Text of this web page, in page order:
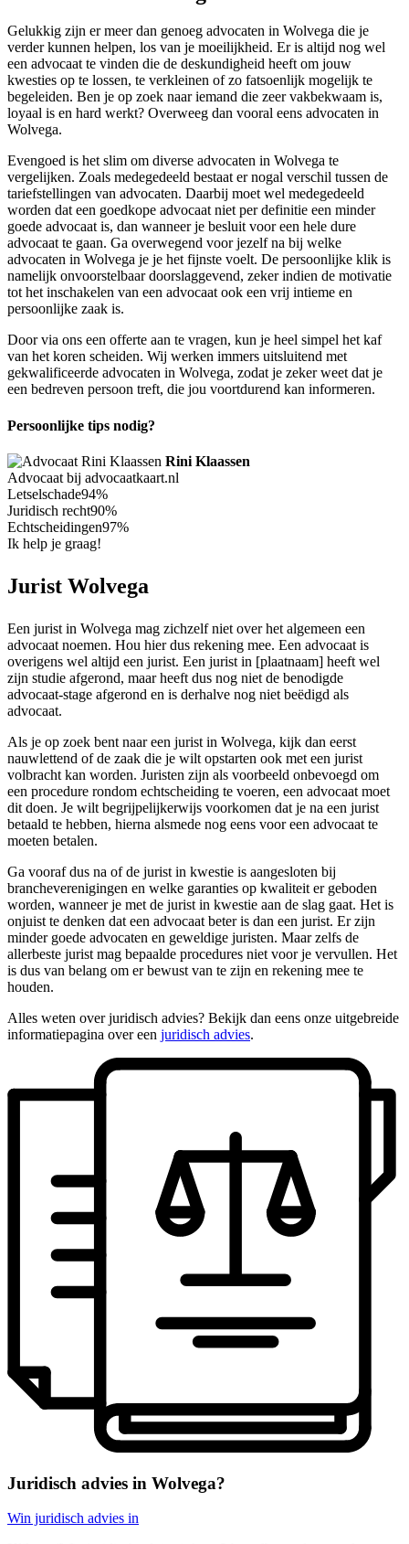
Gelukkig zijn er meer dan genoeg advocaten in Wolvega die je
verder kunnen helpen, los van je moeilijkheid. Er is altijd nog wel
een advocaat te vinden die de deskundigheid heeft om jouw
kwesties op te lossen, te verkleinen of zo fatsoenlijk mogelijk te
begeleiden. Ben je op zoek naar iemand die zeer vakbekwaam is,
loyaal is en hard werkt? Overweeg dan vooral eens advocaten in
Wolvega.
Evengoed is het slim om diverse advocaten in Wolvega te
vergelijken. Zoals medegedeeld bestaat er nogal verschil tussen de
tariefstellingen van advocaten. Daarbij moet wel medegedeeld
worden dat een goedkope advocaat niet per definitie een minder
goede advocaat is, dan wanneer je besluit voor een hele dure
advocaat te gaan. Ga overwegend voor jezelf na bij welke
advocaten in Wolvega je je het fijnste voelt. De persoonlijke klik is
namelijk onvoorstelbaar doorslaggevend, zeker indien de motivatie
tot het inschakelen van een advocaat ook een vrij intieme en
persoonlijke zaak is.
Door via ons een offerte aan te vragen, kun je heel simpel het kaf
van het koren scheiden. Wij werken immers uitsluitend met
gekwalificeerde advocaten in Wolvega, zodat je zeker weet dat je
een bedreven persoon treft, die jou voortdurend kan informeren.
Persoonlijke tips nodig?
Rini Klaassen
Advocaat bij advocaatkaart.nl
Letselschade94%
Juridisch recht90%
Echtscheidingen97%
Ik help je graag!
Jurist Wolvega
Een jurist in Wolvega mag zichzelf niet over het algemeen een
advocaat noemen. Hou hier dus rekening mee. Een advocaat is
overigens wel altijd een jurist. Een jurist in [plaatnaam] heeft wel
zijn studie afgerond, maar heeft dus nog niet de benodigde
advocaat-stage afgerond en is derhalve nog niet beëdigd als
advocaat.
Als je op zoek bent naar een jurist in Wolvega, kijk dan eerst
nauwlettend of de zaak die je wilt opstarten ook met een jurist
volbracht kan worden. Juristen zijn als voorbeeld onbevoegd om
een procedure rondom echtscheiding te voeren, een advocaat moet
dit doen. Je wilt begrijpelijkerwijs voorkomen dat je na een jurist
betaald te hebben, hierna alsmede nog eens voor een advocaat te
moeten betalen.
Ga vooraf dus na of de jurist in kwestie is aangesloten bij
brancheverenigingen en welke garanties op kwaliteit er geboden
worden, wanneer je met de jurist in kwestie aan de slag gaat. Het is
onjuist te denken dat een advocaat beter is dan een jurist. Er zijn
minder goede advocaten en geweldige juristen. Maar zelfs de
allerbeste jurist mag bepaalde procedures niet voor je vervullen. Het
is dus van belang om er bewust van te zijn en rekening mee te
houden.
Alles weten over juridisch advies? Bekijk dan eens onze uitgebreide
informatiepagina over een juridisch advies.
Juridisch advies in Wolvega?
Win juridisch advies in